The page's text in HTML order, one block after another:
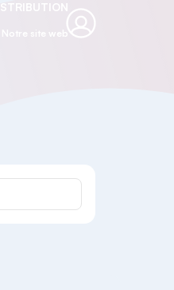
Notre site web